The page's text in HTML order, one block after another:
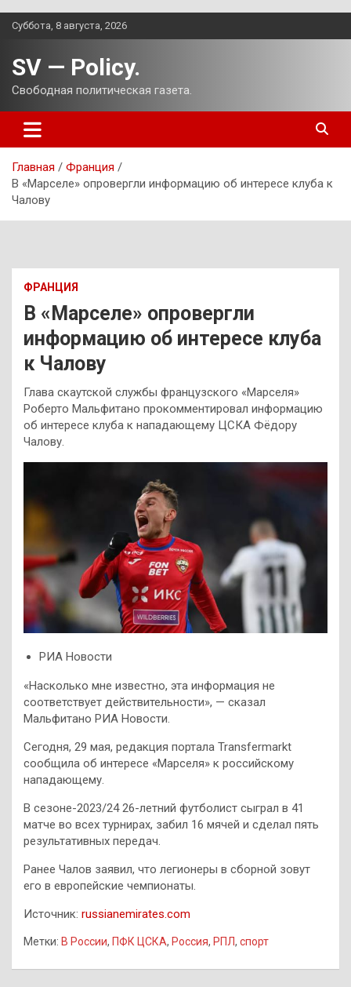
Перейти
Суббота, 8 августа, 2026
SV — Policy.
Свободная политическая газета.
Главная
Франция
В «Марселе» опровергли информацию об интересе клуба к
Чалову
ФРАНЦИЯ
В «Марселе» опровергли
информацию об интересе клуба
к Чалову
Глава скаутской службы французского «Марселя»
Роберто Мальфитано прокомментировал информацию
об интересе клуба к нападающему ЦСКА Фёдору
Чалову.
РИА Новости
«Насколько мне известно, эта информация не
соответствует действительности», — сказал
Мальфитано РИА Новости.
Сегодня, 29 мая, редакция портала Transfermarkt
сообщила об интересе «Марселя» к российскому
нападающему.
В сезоне-2023/24 26-летний футболист сыграл в 41
матче во всех турнирах, забил 16 мячей и сделал пять
результативных передач.
Ранее Чалов заявил, что легионеры в сборной зовут
его в европейские чемпионаты.
Источник: russianemirates.com
Метки: В России, ПФК ЦСКА, Россия, РПЛ, спорт